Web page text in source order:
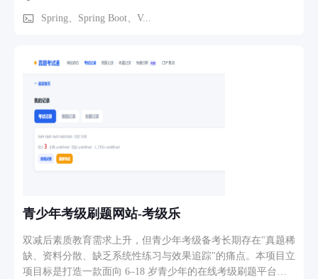
检索，操作日志全程追溯；场次状态（待开启、进行中、已结
护，支持秒级抢票场景。 3、投稿与审批流程：创作者在线投
稿，集成多媒体存储与CDN加速，状态机驱动多级审核，并接
入支付系统完成费用结算（如报名费）。 4、统一状态机抽
象：驱动预约、投稿等核心业务状态变更，结合AOP自动记录
历史、校验权限，提升复用性。 5、用户预约与参与人管理：
绑定参与人、批量导入、支付核销、过期自动回收，Redis缓存
降低DB压力。 6、统一文件服务：多云存储与本地动态切换，
Spring、Spring Boot、V...
青少年考级刷题网站-考级乐
双减后素质教育需求上升，但青少年考级备考长期存在"真题稀
缺、资料分散、缺乏系统性练习与效果追踪"的痛点。本项目立
项目标是打造一款面向 6–18 岁青少年的在线考级刷题平台，